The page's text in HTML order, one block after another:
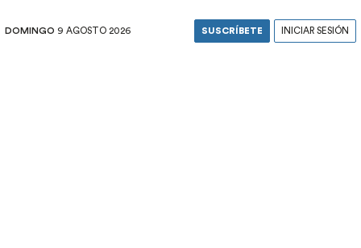
DOMINGO 9 AGOSTO 2026 SUSCRÍBETE INICIAR SESIÓN